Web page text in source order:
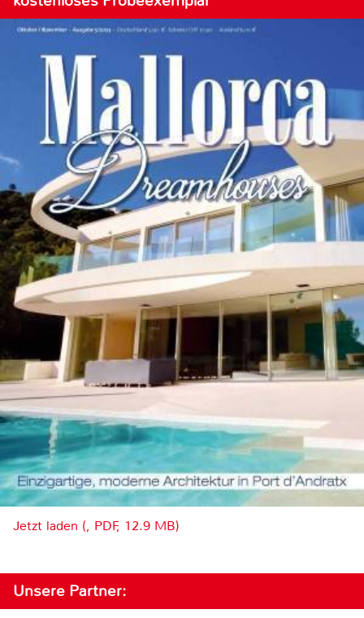
Jetzt laden (, PDF, 12.9 MB)
Unsere Partner: